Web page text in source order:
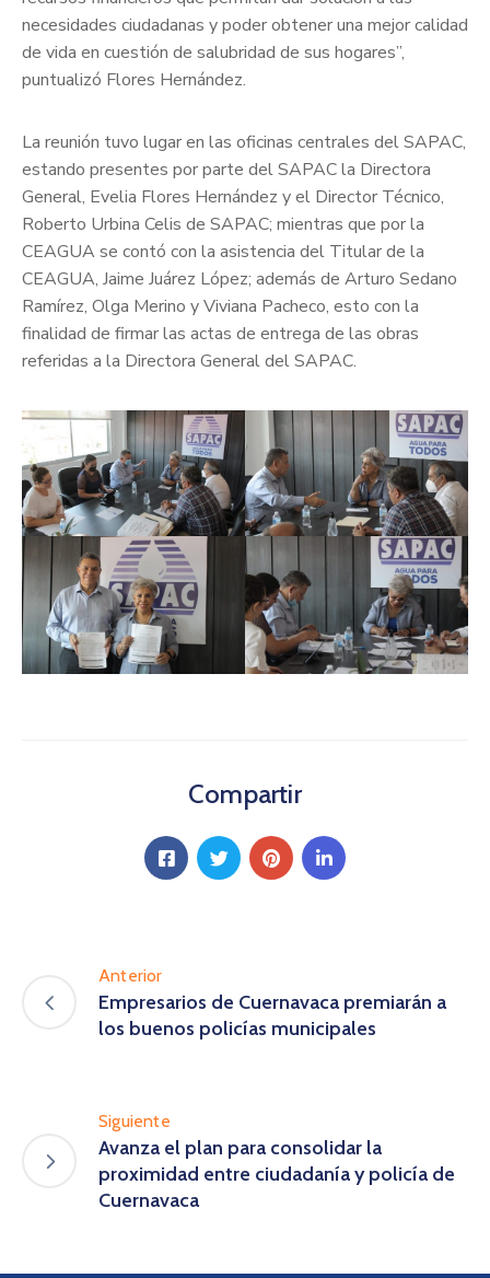
necesidades ciudadanas y poder obtener una mejor calidad
de vida en cuestión de salubridad de sus hogares”,
puntualizó Flores Hernández.
La reunión tuvo lugar en las oficinas centrales del SAPAC,
estando presentes por parte del SAPAC la Directora
General, Evelia Flores Hernández y el Director Técnico,
Roberto Urbina Celis de SAPAC; mientras que por la
CEAGUA se contó con la asistencia del Titular de la
CEAGUA, Jaime Juárez López; además de Arturo Sedano
Ramírez, Olga Merino y Viviana Pacheco, esto con la
finalidad de firmar las actas de entrega de las obras
referidas a la Directora General del SAPAC.
Compartir
Anterior
Empresarios de Cuernavaca premiarán a
los buenos policías municipales
Siguiente
Avanza el plan para consolidar la
proximidad entre ciudadanía y policía de
Cuernavaca